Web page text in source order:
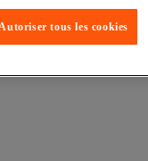
tous les cookies